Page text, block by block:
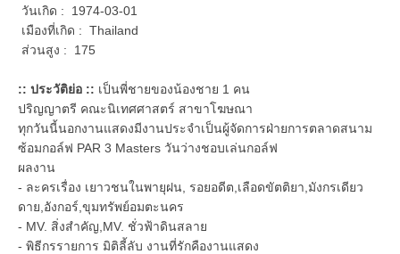
วันเกิด : 1974-03-01
เมืองที่เกิด : Thailand
ส่วนสูง : 175
:: ประวัติย่อ :: เป็นพี่ชายของน้องชาย 1 คน
ปริญญาตรี คณะนิเทศศาสตร์ สาขาโฆษณา
ทุกวันนี้นอกงานแสดงมีงานประจำเป็นผู้จัดการฝ่ายการตลาดสนาม
ซ้อมกอล์ฟ PAR 3 Masters วันว่างชอบเล่นกอล์ฟ
ผลงาน
- ละครเรื่อง เยาวชนในพายุฝน, รอยอดีต,เลือดขัตติยา,มังกรเดียว
ดาย,อังกอร์,ขุมทรัพย์อมตะนคร
- MV. สิ่งสำคัญ,MV. ชั่วฟ้าดินสลาย
- พิธีกรรายการ มิติลี้ลับ งานที่รักคืองานแสดง